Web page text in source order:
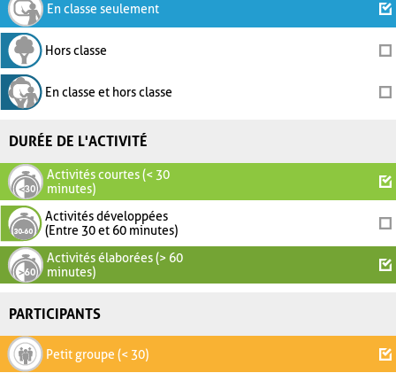
En classe seulement
Hors classe
En classe et hors classe
DURÉE DE L'ACTIVITÉ
Activités courtes (< 30
minutes)
Activités développées
(Entre 30 et 60 minutes)
Activités élaborées (> 60
minutes)
PARTICIPANTS
Petit groupe (< 30)